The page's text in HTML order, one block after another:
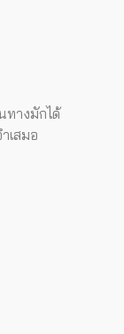
ทางมักได้
เสมอ